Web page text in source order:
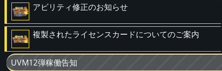
アビリティ修正のお知らせ
複製されたライセンスカードについてのご案内
UVM12弾稼働告知